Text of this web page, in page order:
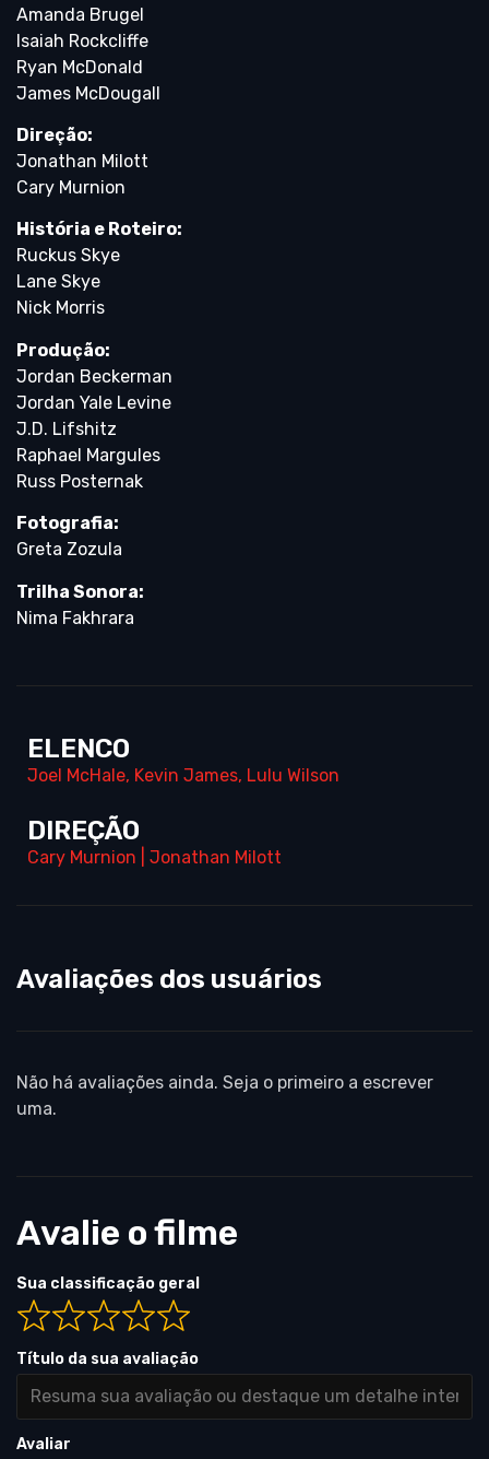
Amanda Brugel
Isaiah Rockcliffe
Ryan McDonald
James McDougall
Direção:
Jonathan Milott
Cary Murnion
História e Roteiro:
Ruckus Skye
Lane Skye
Nick Morris
Produção:
Jordan Beckerman
Jordan Yale Levine
J.D. Lifshitz
Raphael Margules
Russ Posternak
Fotografia:
Greta Zozula
Trilha Sonora:
Nima Fakhrara
ELENCO
Joel McHale, Kevin James, Lulu Wilson
DIREÇÃO
Cary Murnion Jonathan Milott
Avaliações dos usuários
Não há avaliações ainda. Seja o primeiro a escrever
uma.
Avalie o filme
Sua classificação geral
Título da sua avaliação
Avaliar